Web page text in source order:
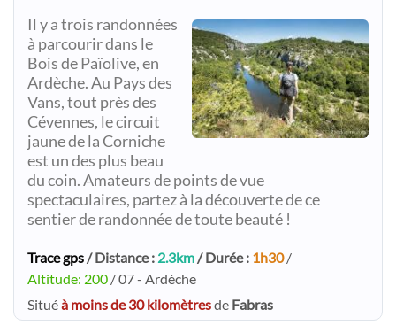
Il y a trois randonnées
à parcourir dans le
Bois de Païolive, en
Ardèche. Au Pays des
Vans, tout près des
Cévennes, le circuit
jaune de la Corniche
est un des plus beau
du coin. Amateurs de points de vue
spectaculaires, partez à la découverte de ce
sentier de randonnée de toute beauté !
Trace gps/ Distance : 2.3km/ Durée : 1h30/
Altitude: 200 / 07 - Ardèche
Situéà moins de 30 kilomètresde Fabras